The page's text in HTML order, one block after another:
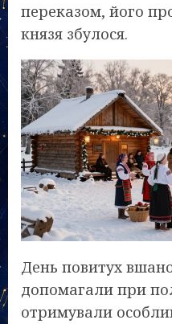
переказом, його
князя збулося.
День повитух
допомагали при
отримували